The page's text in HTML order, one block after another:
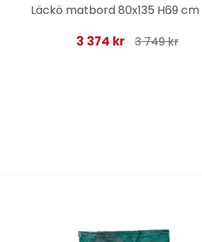
Läckö matbord 80x135 H69
3 374 kr 3 749 kr